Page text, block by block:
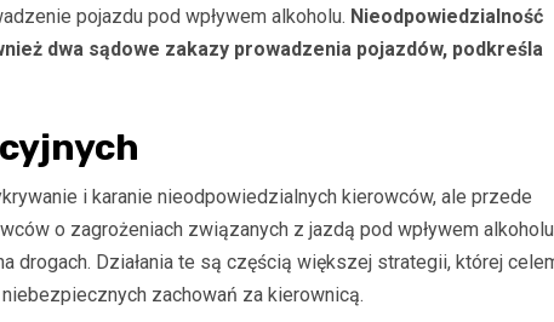
pojazdu pod wpływem alkoholu. Nieodpowiedzialność
dwa sądowe zakazy prowadzenia pojazdów, podkreśla
i karanie nieodpowiedzialnych kierowców, ale przede
o zagrożeniach związanych z jazdą pod wpływem alkoholu
Działania te są częścią większej strategii, której
zachowań za kierownicą.